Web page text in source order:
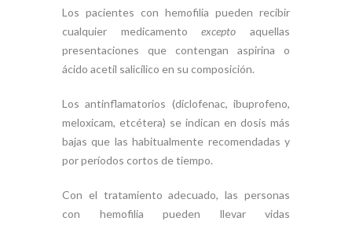
Los pacientes con hemofilia pueden recibir
cualquier medicamentoexcepto aquellas
presentaciones que contengan aspirina o
ácido acetil salicílico en su composición.
Los antinflamatorios (diclofenac, ibuprofeno,
meloxicam, etcétera) se indican en dosis más
bajas que las habitualmente recomendadas y
por períodos cortos de tiempo.
Con el tratamiento adecuado, las personas
con hemofilia pueden llevar vidas